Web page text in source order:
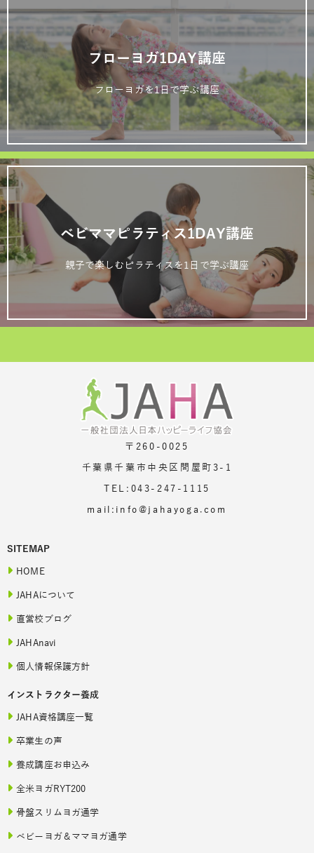
フローヨガ1DAY講座
フローヨガを1日で学ぶ講座
ベビママピラティス1DAY講座
親子で楽しむピラティスを1日で学ぶ講座
〒260-0025
千葉県千葉市中央区問屋町3-1
TEL:043-247-1115
mail:info@jahayoga.com
SITEMAP
HOME
JAHAについて
直営校ブログ
JAHAnavi
個人情報保護方針
インストラクター養成
JAHA資格講座一覧
卒業生の声
養成講座お申込み
全米ヨガRYT200
骨盤スリムヨガ通学
ベビーヨガ＆ママヨガ通学